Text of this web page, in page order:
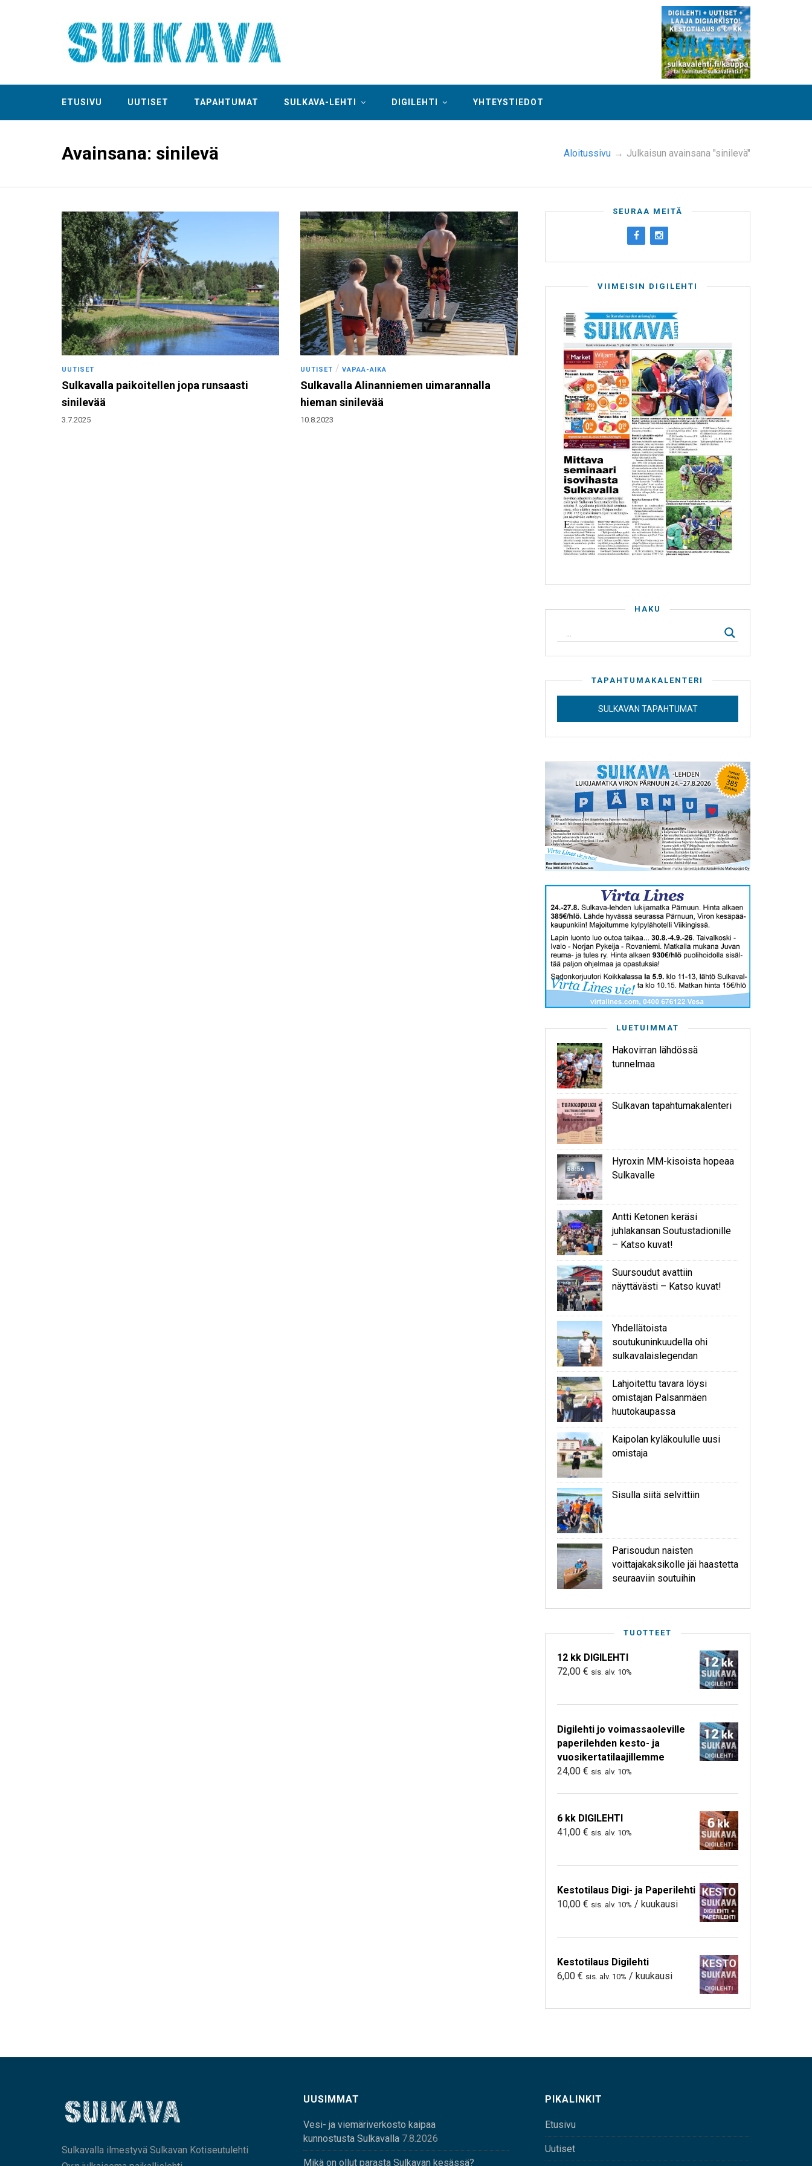
ETUSIVU UUTISET TAPAHTUMAT SULKAVA-LEHTI DIGILEHTI YHTEYSTIEDOT
Avainsana: sinilevä Aloitussivu → Julkaisun avainsana "sinilevä"
UUTISET
Sulkavalla paikoitellen jopa runsaasti
sinilevää
3.7.2025
UUTISET / VAPAA-AIKA
Sulkavalla Alinanniemen uimarannalla
hieman sinilevää
10.8.2023
SEURAA MEITÄ
VIIMEISIN DIGILEHTI
HAKU
TAPAHTUMAKALENTERI
SULKAVAN TAPAHTUMAT
LUETUIMMAT
Hakovirran lähdössä
tunnelmaa
Sulkavan tapahtumakalenteri
Hyroxin MM-kisoista hopeaa
Sulkavalle
Antti Ketonen keräsi
juhlakansan Soutustadionille
– Katso kuvat!
Suursoudut avattiin
näyttävästi – Katso kuvat!
Yhdellätoista
soutukuninkuudella ohi
sulkavalaislegendan
Lahjoitettu tavara löysi
omistajan Palsanmäen
huutokaupassa
Kaipolan kyläkoululle uusi
omistaja
Sisulla siitä selvittiin
Parisoudun naisten
voittajakaksikolle jäi haastetta
seuraaviin soutuihin
TUOTTEET
12 kk DIGILEHTI
72,00 € sis. alv. 10%
Digilehti jo voimassaoleville
paperilehden kesto- ja
vuosikertatilaajillemme
24,00 € sis. alv. 10%
6 kk DIGILEHTI
41,00 € sis. alv. 10%
Kestotilaus Digi- ja Paperilehti
10,00 € sis. alv. 10% / kuukausi
Kestotilaus Digilehti
6,00 € sis. alv. 10% / kuukausi
Sulkavalla ilmestyvä Sulkavan Kotiseutulehti
UUSIMMAT
Vesi- ja viemäriverkosto kaipaa
kunnostusta Sulkavalla 7.8.2026
Mikä on ollut parasta Sulkavan kesässä?
PIKALINKIT
Etusivu
Uutiset